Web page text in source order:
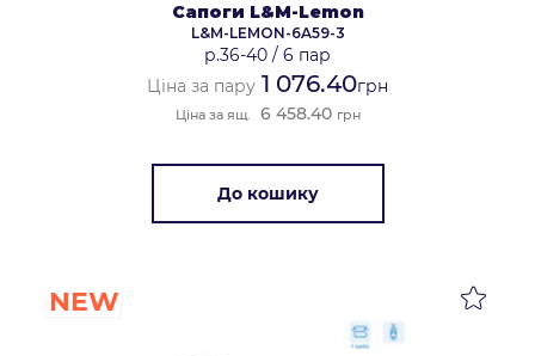
Сапоги L&M-Lemon
L&M-LEMON-6A59-3
р.36-40 / 6 пар
Ціна за пару 1 076.40грн
Ціна за ящ. 6 458.40 грн
До кошику
NEW